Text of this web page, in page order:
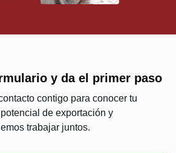
y da el primer paso
contigo para conocer tu
de exportación y
trabajar juntos.